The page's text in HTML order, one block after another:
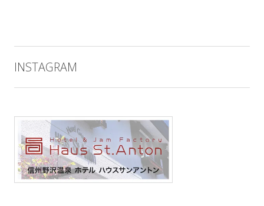
INSTAGRAM